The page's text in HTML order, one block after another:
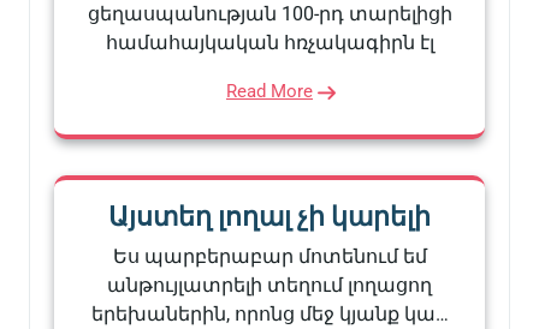
ցեղասպանության 100-րդ տարելիցի
համահայկական հռչակագիրն էլ
Read More
Այստեղ լողալ չի կարելի
Ես պարբերաբար մոտենում եմ
անթույլատրելի տեղում լողացող
երեխաներին, որոնց մեջ կյանք կա…